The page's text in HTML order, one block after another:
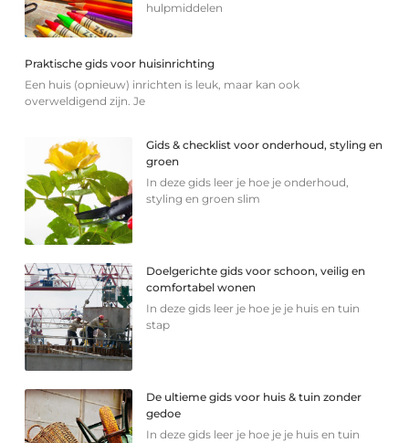
hulpmiddelen
Praktische gids voor huisinrichting
Een huis (opnieuw) inrichten is leuk, maar kan ook
overweldigend zijn. Je
Gids & checklist voor onderhoud, styling en
groen
In deze gids leer je hoe je onderhoud,
styling en groen slim
Doelgerichte gids voor schoon, veilig en
comfortabel wonen
In deze gids leer je hoe je je huis en tuin
stap
De ultieme gids voor huis & tuin zonder
gedoe
In deze gids leer je hoe je je huis en tuin